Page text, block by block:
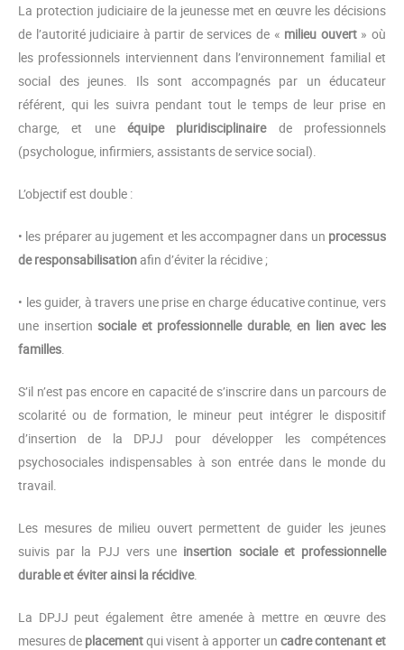
La protection judiciaire de la jeunesse met en œuvre les décisions
de l’autorité judiciaire à partir de services de « milieu ouvert» où
les professionnels interviennent dans l’environnement familial et
social des jeunes. Ils sont accompagnés par un éducateur
référent, qui les suivra pendant tout le temps de leur prise en
charge, et une équipe pluridisciplinaire de professionnels
(psychologue, infirmiers, assistants de service social).
L’objectif est double :
• les préparer au jugement et les accompagner dans un processus
de responsabilisationafin d’éviter la récidive ;
• les guider, à travers une prise en charge éducative continue, vers
une insertion sociale et professionnelle durable,en lien avec les
familles.
S’il n’est pas encore en capacité de s’inscrire dans un parcours de
scolarité ou de formation, le mineur peut intégrer le dispositif
d’insertion de la DPJJ pour développer les compétences
psychosociales indispensables à son entrée dans le monde du
travail.
Les mesures de milieu ouvert permettent de guider les jeunes
suivis par la PJJ vers une insertion sociale et professionnelle
durable et éviter ainsi la récidive.
La DPJJ peut également être amenée à mettre en œuvre des
mesures de placementqui visent à apporter un cadre contenant et